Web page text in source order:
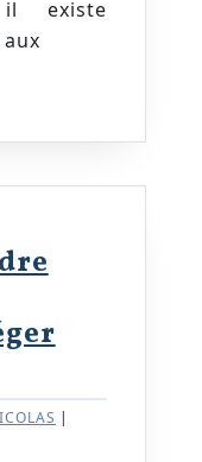
il existe
Miguel
|